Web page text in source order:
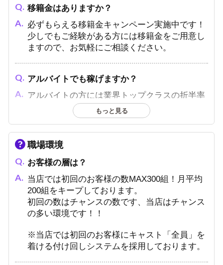
かせてください。
移籍金はありますか？
必ずもらえる移籍金キャンペーン実施中です！
少しでもご経験がある方には移籍金をご用意し
ますので、お気軽にご相談ください。
アルバイトでも稼げますか？
アルバイトの方には業界トップクラスの折半率
をご用意しております。
小計30万から給料折半になるので、少ない出勤
日数でもしっかり稼いでいただけます。
本当に売れるか不安…
実績に基づいた指導力とマニュアル・セミナー
で、未経験の貴方にしかできない「良い所をの
ばし、悪い所をゆっくり克服する」スタイルで
売り上げをサポートします!!!
もっと見る
職場環境
お客様の層は？
当店では初回のお客様の数MAX300組！月平均
200組をキープしております。
初回の数はチャンスの数です、当店はチャンス
の多い環境です！！
※当店では初回のお客様にキャスト「全員」を
着ける付け回しシステムを採用しております。